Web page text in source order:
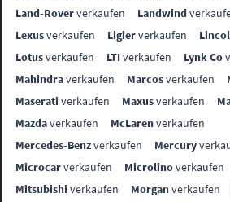
Land-Roververkaufen Landwind
Lexusverkaufen Ligierverkaufen
Lotusverkaufen LTIverkaufen Lynk Co
Mahindraverkaufen Marcosverkaufen
Maserati verkaufen Maxusverkaufen
Mazdaverkaufen McLarenverkaufen
Mercedes-Benzverkaufen Mercury
Microcarverkaufen Microlinoverkaufen
Mitsubishi verkaufen Morganverkaufen